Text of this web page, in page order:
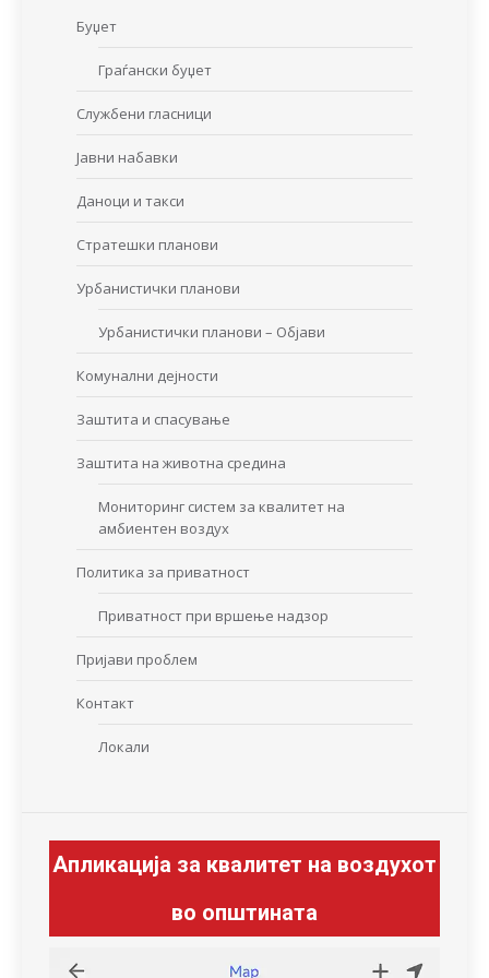
Буџет
Граѓански буџет
Службени гласници
Јавни набавки
Даноци и такси
Стратешки планови
Урбанистички планови
Урбанистички планови – Објави
Комунални дејности
Заштита и спасување
Заштита на животна средина
Мониторинг систем за квалитет на
амбиентен воздух
Политика за приватност
Приватност при вршење надзор
Пријави проблем
Контакт
Локали
Апликација за квалитет на воздухот
во општината